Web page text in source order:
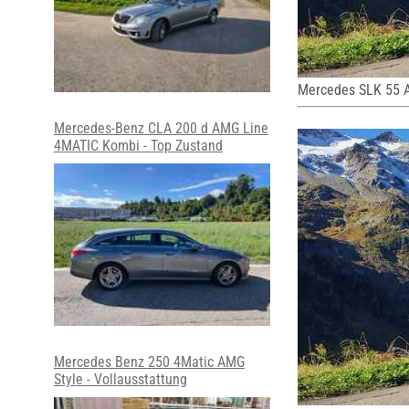
Mercedes SLK 55
Mercedes-Benz CLA 200 d AMG Line
4MATIC Kombi - Top Zustand
Mercedes Benz 250 4Matic AMG
Style - Vollausstattung